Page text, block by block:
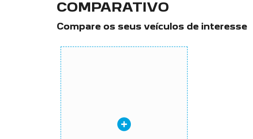
COMPARATIVO
Compare os seus veículos de interesse